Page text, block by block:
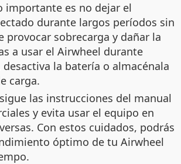
importante es no dejar el
durante largos períodos sin
provocar sobrecarga y dañar la
a usar el Airwheel durante
la batería o almacénala
carga.
las instrucciones del manual
y evita usar el equipo en
Con estos cuidados, podrás
óptimo de tu Airwheel